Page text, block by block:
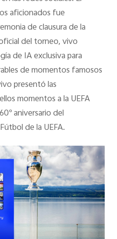
aficionados fue
de clausura de la
del torneo, vivo
de IA exclusiva para
de momentos famosos
presentó las
momentos a la UEFA
aniversario del
de la UEFA.